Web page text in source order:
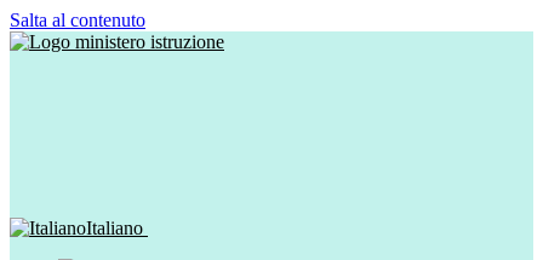
Salta al contenuto
Italiano